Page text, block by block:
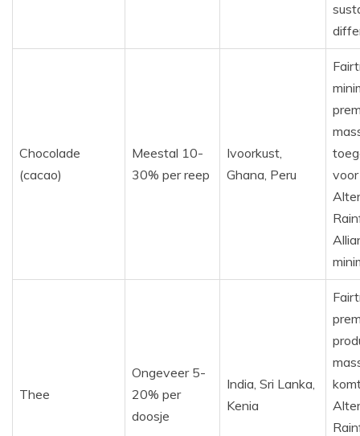
Chocolade
(cacao)
Meestal 10-
30% per reep
Ivoorkust,
Ghana, Peru
Thee
Ongeveer 5-
20% per
doosje
India, Sri Lanka,
Kenia